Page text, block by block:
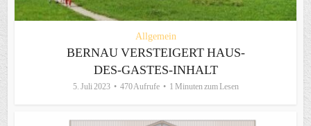
Allgemein
BERNAU VERSTEIGERT HAUS-
DES-GASTES-INHALT
5. Juli 2023 470 Aufrufe 1 Minuten zum Lesen